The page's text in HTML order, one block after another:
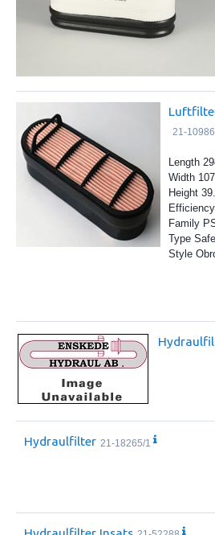
21-10986
Length
Width
Height
Family
Type
Style
Hydraulfilter 21-18265/1